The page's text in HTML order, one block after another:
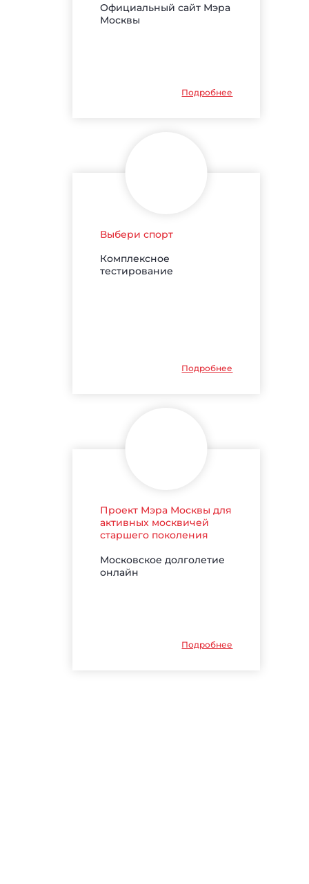
Официальный сайт Мэра
Москвы
Подробнее
Выбери спорт
Комплексное
тестирование
Подробнее
Проект Мэра Москвы для
активных москвичей
старшего поколения
Московское долголетие
онлайн
Подробнее